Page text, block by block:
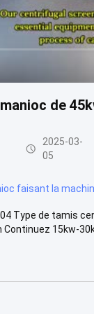
de
2025-03-
05
faisant la
Type de tamis
15kw-